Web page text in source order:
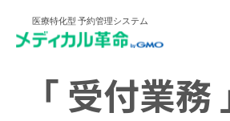
医療特化型 予約管理システム
「 受付業